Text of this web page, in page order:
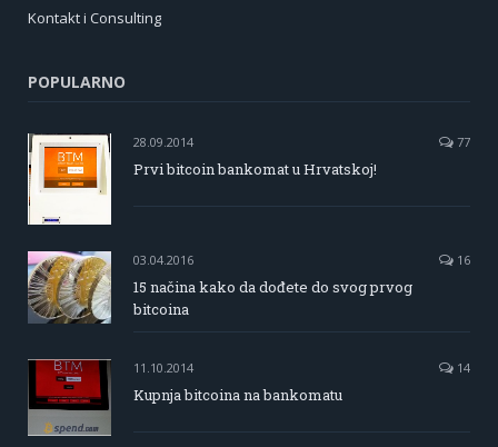
Kontakt i Consulting
POPULARNO
28.09.2014 77
Prvi bitcoin bankomat u Hrvatskoj!
03.04.2016 16
15 načina kako da dođete do svog prvog
bitcoina
11.10.2014 14
Kupnja bitcoina na bankomatu